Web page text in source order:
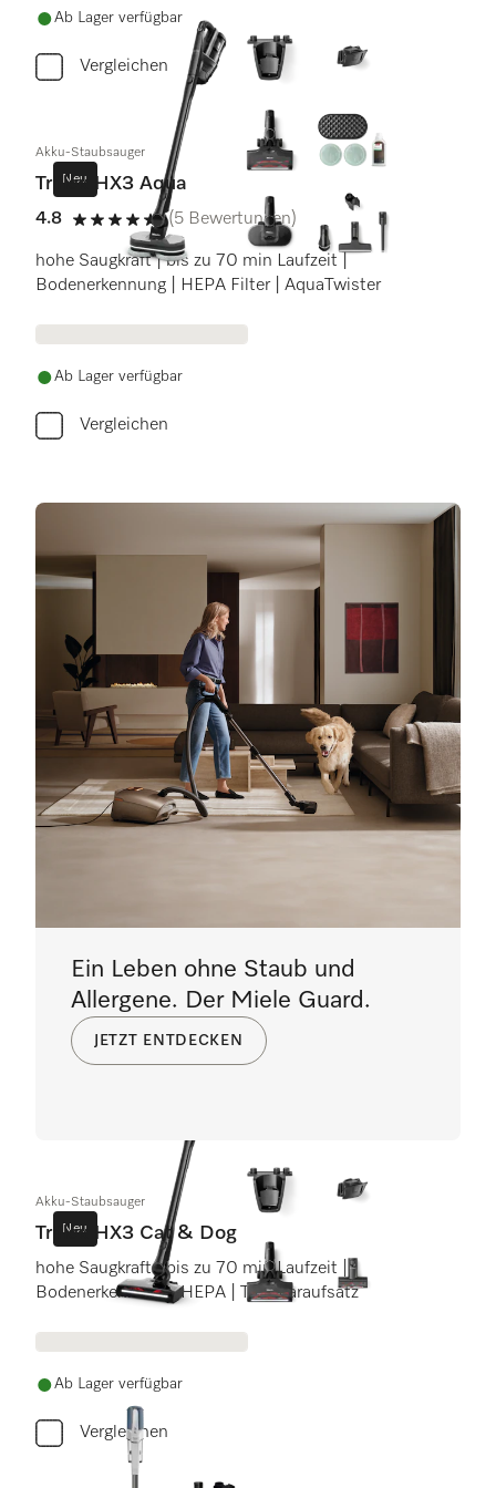
Ab Lager verfügbar
Vergleichen
Neu
Akku-Staubsauger
Triflex HX3 Aqua
4.8
4.8 Sterne von 5
(5 Bewertungen)
hohe Saugkraft | bis zu 70 min Laufzeit |
Bodenerkennung | HEPA Filter | AquaTwister
Ab Lager verfügbar
Vergleichen
Neu
Akku-Staubsauger
Triflex HX3 Cat & Dog
hohe Saugkraft | bis zu 70 min Laufzeit |
Bodenerkennung | HEPA | Tierhaaraufsatz
Ab Lager verfügbar
Vergleichen
Ein Leben ohne Staub und
Allergene. Der Miele Guard.
JETZT ENTDECKEN